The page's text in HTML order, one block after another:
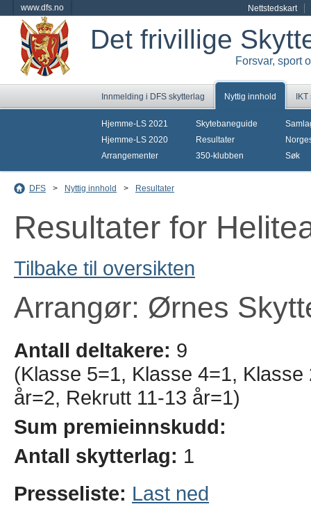
www.dfs.no Nettstedskart
Det frivillige
Forsvar, sport
Innmelding i DFS skytterlag Nyttig innhold
Hjemme-LS 2021
Hjemme-LS 2020
Arrangementer
Skytebaneguide
Resultater
350-klubben
Søk
DFS > Nyttig innhold > Resultater
Resultater for
Tilbake til oversikten
Arrangør: Ørnes
Antall deltakere: 9
(Klasse 5=1, Klasse 4=1,
år=2, Rekrutt 11-13 år=1)
Sum premieinnskudd:
Antall skytterlag: 1
Presseliste: Last ned